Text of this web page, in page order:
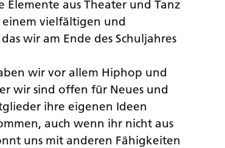
Elemente aus Theater und Tanz
einem vielfältigen und
wir am Ende des Schuljahres
wir vor allem Hiphop und
wir sind offen für Neues und
ihre eigenen Ideen
auch wenn ihr nicht aus
uns mit anderen Fähigkeiten